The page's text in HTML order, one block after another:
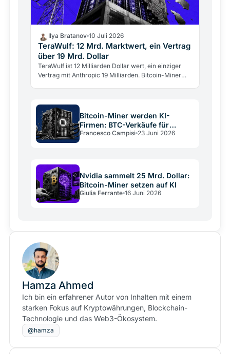
Ilya Bratanov 10 Juli 2026
TeraWulf: 12 Mrd. Marktwert, ein Vertrag
über 19 Mrd. Dollar
TeraWulf ist 12 Milliarden Dollar wert, ein einziger
Vertrag mit Anthropic 19 Milliarden. Bitcoin-Miner
Bitcoin-Miner werden KI-
Firmen: BTC-Verkäufe für
Rechenzentren
Francesco Campisi 23 Juni 2026
Nvidia sammelt 25 Mrd. Dollar:
Bitcoin-Miner setzen auf KI
Giulia Ferrante 16 Juni 2026
Hamza Ahmed
Ich bin ein erfahrener Autor von Inhalten mit einem
starken Fokus auf Kryptowährungen, Blockchain-
Technologie und das Web3-Ökosystem.
@hamza